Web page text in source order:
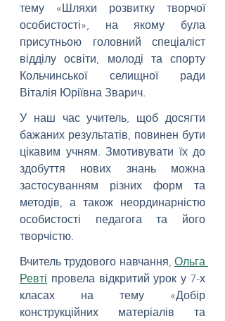
тему «Шляхи розвитку творчої
особистості», на якому була
присутньою головний спеціаліст
відділу освіти, молоді та спорту
Кольчинської селищної ради
Віталія Юріївна Зварич.
У наш час учитель, щоб досягти
бажаних результатів, повинен бути
цікавим учням. Змотивувати їх до
здобуття нових знань можна
застосуванням різних форм та
методів, а також неординарністю
особистості педагога та його
творчістю.
Вчитель трудового навчання, Ольга
Ревті провела відкритий урок у 7-х
класах на тему «Добір
конструкційних матеріалів та